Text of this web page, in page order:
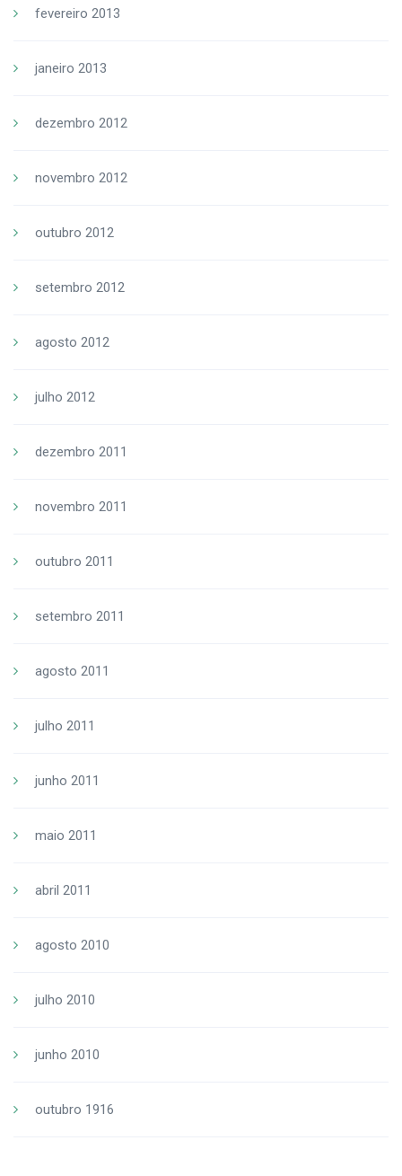
fevereiro 2013
janeiro 2013
dezembro 2012
novembro 2012
outubro 2012
setembro 2012
agosto 2012
julho 2012
dezembro 2011
novembro 2011
outubro 2011
setembro 2011
agosto 2011
julho 2011
junho 2011
maio 2011
abril 2011
agosto 2010
julho 2010
junho 2010
outubro 1916